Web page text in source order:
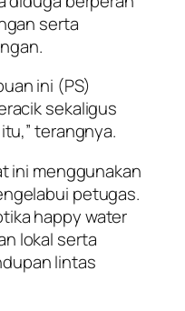
serta
ini (PS)
sekaligus
terangnya.
ini menggunakan
petugas.
happy water
lokal serta
lintas